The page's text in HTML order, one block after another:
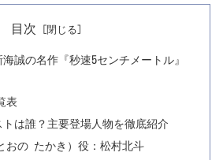
目次
海誠の名作『秒速5センチメートル』
表
は誰？主要登場人物を徹底紹介
おの たかき）役：松村北斗